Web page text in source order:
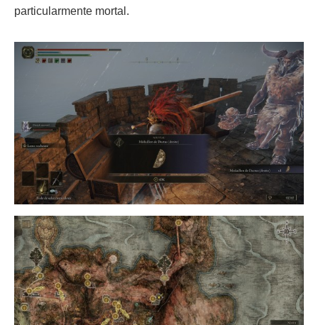
particularmente mortal.